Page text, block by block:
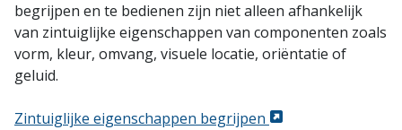
begrijpen en te bedienen zijn niet alleen afhankelijk
van zintuiglijke eigenschappen van componenten zoals
vorm, kleur, omvang, visuele locatie, oriëntatie of
geluid.
Zintuiglijke eigenschappen begrijpen